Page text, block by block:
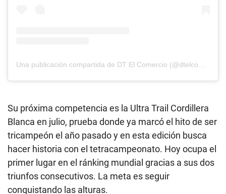
Su próxima competencia es la Ultra Trail Cordillera
Blanca en julio, prueba donde ya marcó el hito de ser
tricampeón el año pasado y en esta edición busca
hacer historia con el tetracampeonato. Hoy ocupa el
primer lugar en el ránking mundial gracias a sus dos
triunfos consecutivos. La meta es seguir
conquistando las alturas.